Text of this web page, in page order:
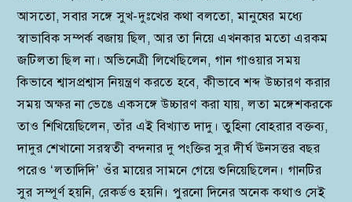
আসতো, সবার সঙ্গে সুখ-দুঃখের কথা বলতো, মানুষের মধ্যে
স্বাভাবিক সম্পর্ক বজায় ছিল, আর তা নিয়ে এখনকার মতো এরকম
জটিলতা ছিল না। অভিনেত্রী লিখেছিলেন, গান গাওয়ার সময়
কিভাবে শ্বাসপ্রশ্বাস নিয়ন্ত্রণ করতে হবে, কীভাবে শব্দ উচ্চারণ করার
সময় অক্ষর না ভেঙে একসঙ্গে উচ্চারণ করা যায়, লতা মঙ্গেশকরকে
তাও শিখিয়েছিলেন, তাঁর এই বিখ্যাত দাদু। তুহিনা বোহরার বক্তব্য,
দাদুর শেখানো সরস্বতী বন্দনার দু পংক্তির সুর দীর্ঘ ঊনসত্তর বছর
পরেও ‘লতাদিদি’ ওঁর মায়ের সামনে গেয়ে শুনিয়েছিলেন। গানটির
সুর সম্পূর্ণ হয়নি, রেকর্ডও হয়নি। পুরনো দিনের অনেক কথাও সেই